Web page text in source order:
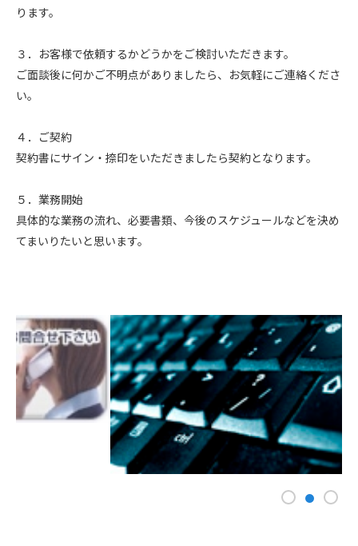
ります。
３．お客様で依頼するかどうかをご検討いただきます。
ご面談後に何かご不明点がありましたら、お気軽にご連絡くださ
い。
４．ご契約
契約書にサイン・捺印をいただきましたら契約となります。
５．業務開始
具体的な業務の流れ、必要書類、今後のスケジュールなどを決め
てまいりたいと思います。
1 2